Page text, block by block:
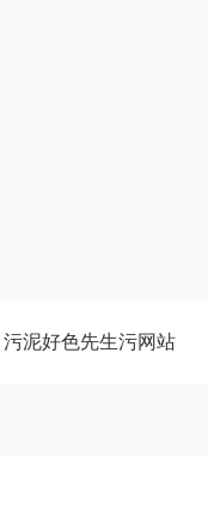
污泥好色先生污网站